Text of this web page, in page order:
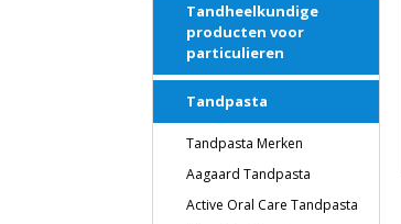
Tandheelkundige
producten voor
particulieren
Tandpasta
Tandpasta Merken
Aagaard Tandpasta
Active Oral Care Tandpasta